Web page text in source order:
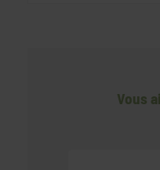
Vous